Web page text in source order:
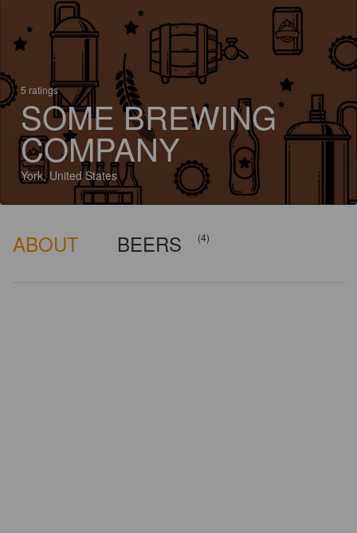
5 ratings
SOME BREWING
COMPANY
York, United States
ABOUT BEERS (4)